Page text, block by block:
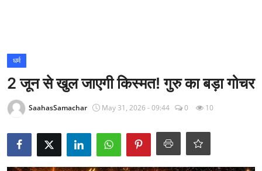
राज्य
अंतराष्ट्रीय
राजनीति
खेल
धर्म
2 जून से खुल जाएगी किस्मत! गुरु का बड़ा गोचर
SaahasSamachar May 31, 2026 - 09:44 0 10